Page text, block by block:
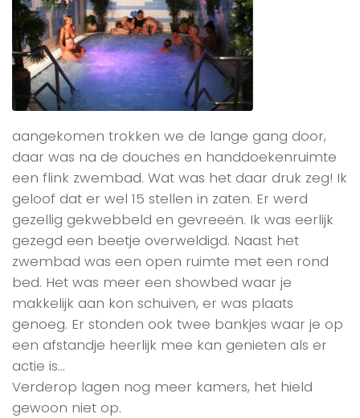
aangekomen trokken we de lange gang door,
daar was na de douches en handdoekenruimte
een flink zwembad. Wat was het daar druk zeg! Ik
geloof dat er wel 15 stellen in zaten. Er werd
gezellig gekwebbeld en gevreeën. Ik was eerlijk
gezegd een beetje overweldigd. Naast het
zwembad was een open ruimte met een rond
bed. Het was meer een showbed waar je
makkelijk aan kon schuiven, er was plaats
genoeg. Er stonden ook twee bankjes waar je op
een afstandje heerlijk mee kan genieten als er
actie is…
Verderop lagen nog meer kamers, het hield
gewoon niet op.